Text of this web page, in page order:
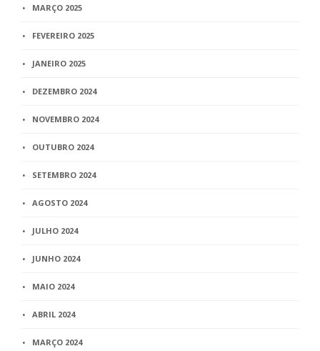
MARÇO 2025
FEVEREIRO 2025
JANEIRO 2025
DEZEMBRO 2024
NOVEMBRO 2024
OUTUBRO 2024
SETEMBRO 2024
AGOSTO 2024
JULHO 2024
JUNHO 2024
MAIO 2024
ABRIL 2024
MARÇO 2024